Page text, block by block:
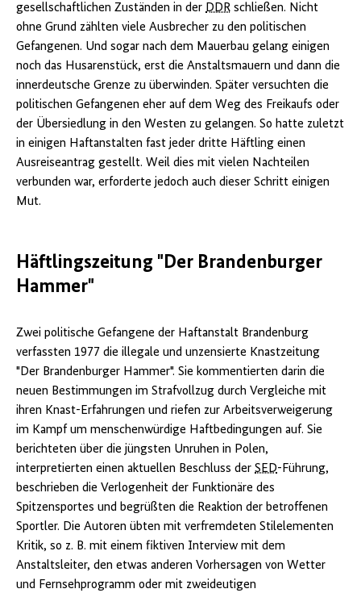
gesellschaftlichen Zuständen in der DDR schließen. Nicht
ohne Grund zählten viele Ausbrecher zu den politischen
Gefangenen. Und sogar nach dem Mauerbau gelang einigen
noch das Husarenstück, erst die Anstaltsmauern und dann die
innerdeutsche Grenze zu überwinden. Später versuchten die
politischen Gefangenen eher auf dem Weg des Freikaufs oder
der Übersiedlung in den Westen zu gelangen. So hatte zuletzt
in einigen Haftanstalten fast jeder dritte Häftling einen
Ausreiseantrag gestellt. Weil dies mit vielen Nachteilen
verbunden war, erforderte jedoch auch dieser Schritt einigen
Mut.
Häftlingszeitung "Der Brandenburger
Hammer"
Zwei politische Gefangene der Haftanstalt Brandenburg
verfassten 1977 die illegale und unzensierte Knastzeitung
"Der Brandenburger Hammer". Sie kommentierten darin die
neuen Bestimmungen im Strafvollzug durch Vergleiche mit
ihren Knast-Erfahrungen und riefen zur Arbeitsverweigerung
im Kampf um menschenwürdige Haftbedingungen auf. Sie
berichteten über die jüngsten Unruhen in Polen,
interpretierten einen aktuellen Beschluss der SED-Führung,
beschrieben die Verlogenheit der Funktionäre des
Spitzensportes und begrüßten die Reaktion der betroffenen
Sportler. Die Autoren übten mit verfremdeten Stilelementen
Kritik, so z. B. mit einem fiktiven Interview mit dem
Anstaltsleiter, den etwas anderen Vorhersagen von Wetter
und Fernsehprogramm oder mit zweideutigen